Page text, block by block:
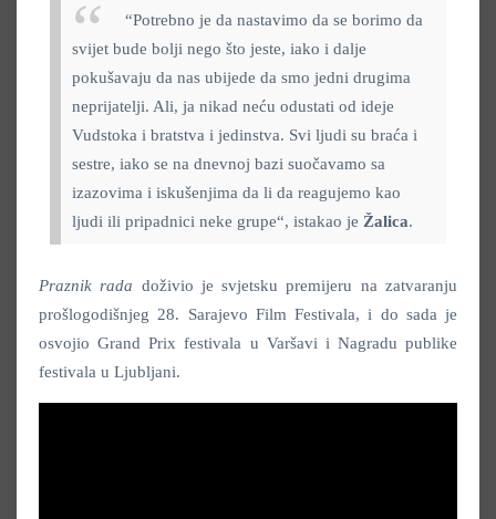
“Potrebno je da nastavimo da se borimo da
svijet bude bolji nego što jeste, iako i dalje
pokušavaju da nas ubijede da smo jedni drugima
neprijatelji. Ali, ja nikad neću odustati od ideje
Vudstoka i bratstva i jedinstva. Svi ljudi su braća i
sestre, iako se na dnevnoj bazi suočavamo sa
izazovima i iskušenjima da li da reagujemo kao
ljudi ili pripadnici neke grupe“, istakao je Žalica.
Praznik rada doživio je svjetsku premijeru na zatvaranju
prošlogodišnjeg 28. Sarajevo Film Festivala, i do sada je
osvojio Grand Prix festivala u Varšavi i Nagradu publike
festivala u Ljubljani.